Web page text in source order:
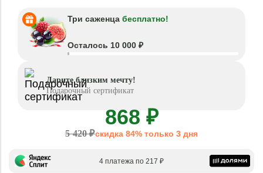
Три саженца бесплатно!
Осталось 10 000 ₽
Дарите близким мечту!
Подарочный сертификат
868 ₽
5 420 ₽скидка 84% только 3 дня
4 платежа по 217 ₽